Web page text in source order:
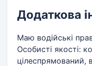
Додаткова
Маю водійські
Особисті якості:
цілеспрямований,